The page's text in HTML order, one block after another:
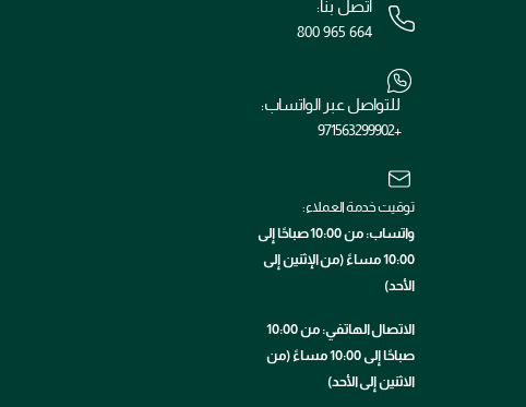
اتصل بنا:
800 965 664
للتواصل عبر الواتساب:
+971563299902
توقيت خدمة العملاء:
واتساب: من 10:00 صباحًا إلى
10:00 مساءً (من الإثنين إلى
الأحد)
الاتصال الهاتفي: من 10:00
صباحًا إلى 10:00 مساءً (من
الاثنين إلى الأحد)